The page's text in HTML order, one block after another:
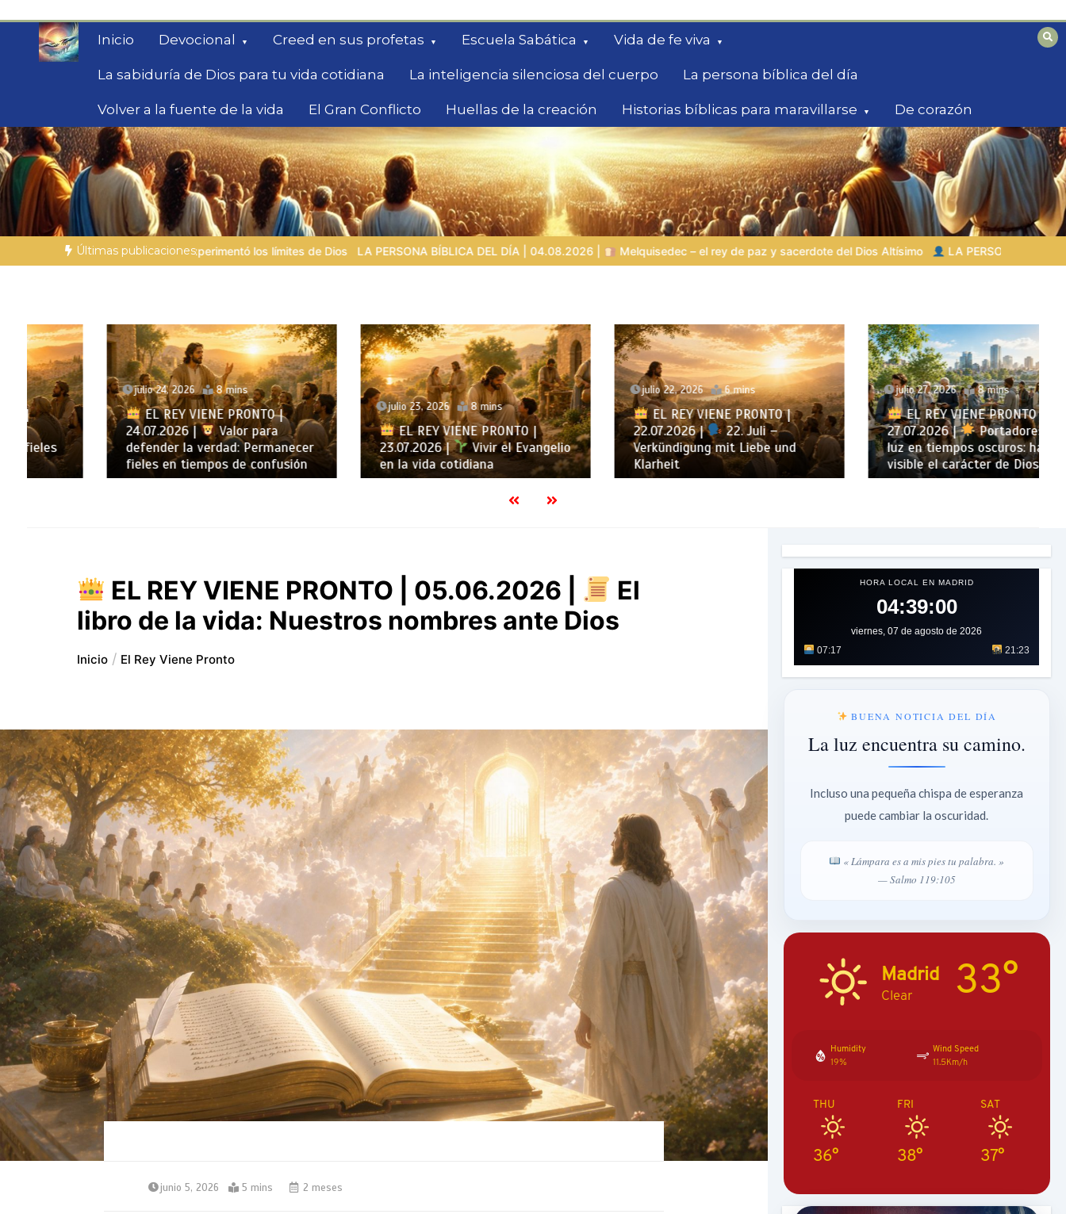
contenido
Inicio Devocional Creed en sus profetas Escuela Sabática Vida de fe viva
La sabiduría de Dios para tu vida cotidiana La inteligencia silenciosa del cuerpo La persona bíblica del día
Volver a la fuente de la vida El Gran Conflicto Huellas de la creación Historias bíblicas para maravillarse De corazón
Fe para Hoy
Reflexiones bíblicas para personas en búsqueda
Últimas publicaciones
los límites de Dios LA PERSONA BÍBLICA DEL DÍA | 04.08.2026 | Melquisedec – el rey de paz y sacerdote del Dios Altísimo LA PERSONA BÍBLICA DEL DÍA | 03.08.2026 |
julio 24, 2026 8 mins
EL REY VIENE PRONTO |
24.07.2026 |
Valor para
defender la verdad: Permanecer
fieles en tiempos de confusión
julio 23, 2026 8 mins
EL REY VIENE PRONTO |
23.07.2026 |
Vivir el Evangelio
en la vida cotidiana
julio 22, 2026 6 mins
EL REY VIENE PRONTO |
22.07.2026 |
22. Juli –
Verkündigung mit Liebe und
Klarheit
julio 27, 2026 8 mins
EL REY VIENE PRONTO |
27.07.2026 |
Portadores de
luz en tiempos oscuros: hacer
visible el carácter de Dios
EL REY VIENE PRONTO | 05.06.2026 |
El
libro de la vida: Nuestros nombres ante Dios
Inicio El Rey Viene Pronto
junio 5, 2026 5 mins 2 meses
HORA LOCAL EN MADRID
04:39:01
viernes, 07 de agosto de 2026
07:17
21:23
BUENA NOTICIA DEL DÍA
La luz encuentra su camino.
Incluso una pequeña chispa de esperanza
puede cambiar la oscuridad.
« Lámpara es a mis pies tu palabra. »
— Salmo 119:105
Madrid
Clear 33°
Humidity
19%
Wind Speed
11.5Km/h
THU
36°
FRI
38°
SAT
37°